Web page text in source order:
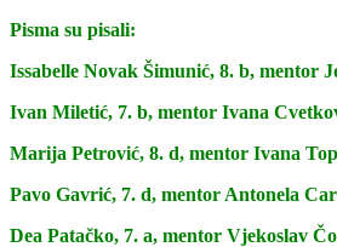
Pisma su pisali:
Issabelle Novak Šimunić, 8. b, mentor
Ivan Miletić, 7. b, mentor Ivana
Marija Petrović, 8. d, mentor Ivana
Pavo Gavrić, 7. d, mentor Antonela
Dea Patačko, 7. a, mentor Vjekoslav